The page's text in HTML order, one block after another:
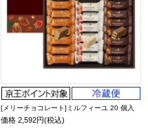
[メリーチョコレート]ミルフィーユ 20 個入
価格 2,592円(税込)